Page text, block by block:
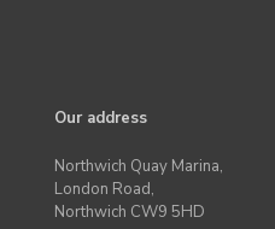
Our address
Northwich Quay Marina,
London Road,
Northwich CW9 5HD